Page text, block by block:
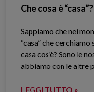
Che cosa è “casa”?
Sappiamo che nei
“casa” che
casa cos’è? Sono le
abbiamo con le altre
LEGGI TUTTO »